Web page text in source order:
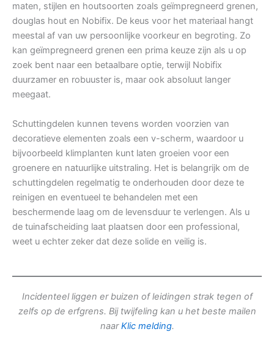
maten, stijlen en houtsoorten zoals geïmpregneerd grenen,
douglas hout en Nobifix. De keus voor het materiaal hangt
meestal af van uw persoonlijke voorkeur en begroting. Zo
kan geïmpregneerd grenen een prima keuze zijn als u op
zoek bent naar een betaalbare optie, terwijl Nobifix
duurzamer en robuuster is, maar ook absoluut langer
meegaat.
Schuttingdelen kunnen tevens worden voorzien van
decoratieve elementen zoals een v-scherm, waardoor u
bijvoorbeeld klimplanten kunt laten groeien voor een
groenere en natuurlijke uitstraling. Het is belangrijk om de
schuttingdelen regelmatig te onderhouden door deze te
reinigen en eventueel te behandelen met een
beschermende laag om de levensduur te verlengen. Als u
de tuinafscheiding laat plaatsen door een professional,
weet u echter zeker dat deze solide en veilig is.
Incidenteel liggen er buizen of leidingen strak tegen of
zelfs op de erfgrens. Bij twijfeling kan u het beste mailen
naarKlic melding.